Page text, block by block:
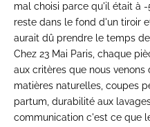
mal choisi parce qu'il était à
reste dans le fond d'un tiroir
aurait dû prendre le temps
Chez 23 Mai Paris, chaque
aux critères que nous
matières naturelles, coupes
partum, durabilité aux
communication c'est ce que